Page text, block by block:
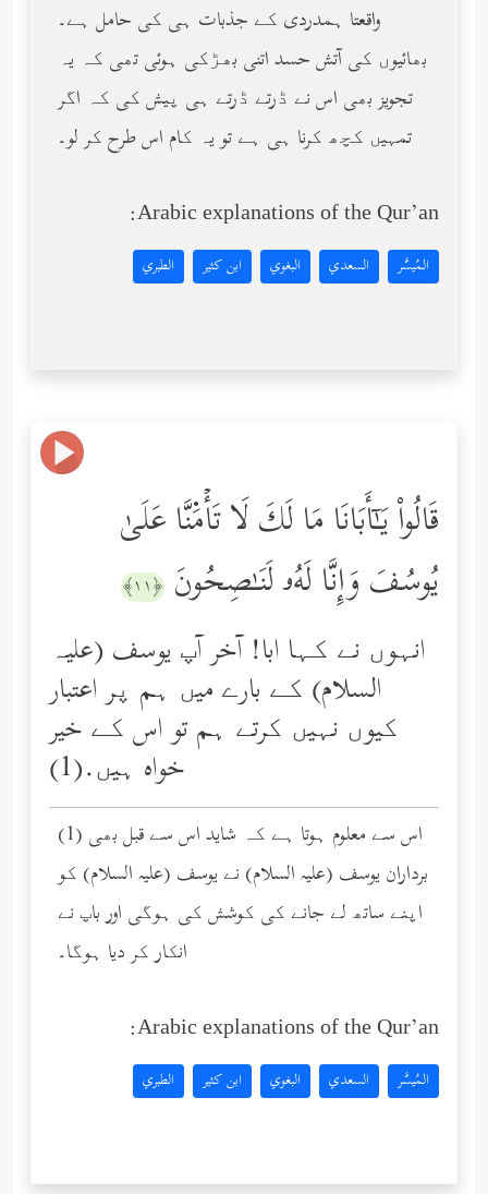
واقعتا ہمدردی کے جذبات ہی کی حامل ہے۔
بھائیوں کی آتش حسد اتنی بھڑکی ہوئی تھی کہ یہ
تجویز بھی اس نے ڈرتے ڈرتے ہی پیش کی کہ اگر
تمہیں کچھ کرنا ہی ہے تو یہ کام اس طرح کر لو۔
Arabic explanations of the Qur’an:
المُيسَّر السعدي البغوي ابن كثير الطبري
قَالُواْ یَـٰۤأَبَانَا مَا لَكَ لَا تَأۡمَ۬نَّا عَلَىٰ
یُوسُفَ وَإِنَّا لَهُۥ لَنَـٰصِحُونَ ﴿١١﴾
انہوں نے کہا ابا! آخر آپ یوسف (علیہ
السلام) کے بارے میں ہم پر اعتبار
کیوں نہیں کرتے ہم تو اس کے خیر
خواه ہیں.(1)
(1) اس سے معلوم ہوتا ہے کہ شاید اس سے قبل بھی
برداران یوسف (عليه السلام) نے یوسف (عليه السلام) کو
اپنے ساتھ لے جانے کی کوشش کی ہوگی اور باپ نے
انکار کر دیا ہوگا۔
Arabic explanations of the Qur’an:
المُيسَّر السعدي البغوي ابن كثير الطبري